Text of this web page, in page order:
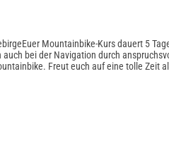
Euer Mountainbike-Kurs dauert 5
bei der Navigation durch
Freut euch auf eine tolle Zeit